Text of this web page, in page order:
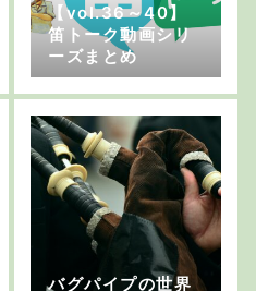
【vol.36～40】
笛トーク動画シリ
ーズまとめ
バグパイプの世界